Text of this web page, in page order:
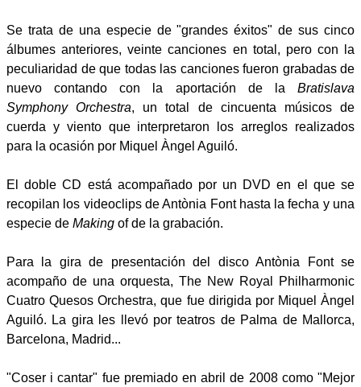
Se trata de una especie de "grandes éxitos" de sus cinco
álbumes anteriores, veinte canciones en total, pero con la
peculiaridad de que todas las canciones fueron grabadas de
nuevo contando con la aportación de la Bratislava
Symphony Orchestra, un total de cincuenta músicos de
cuerda y viento que interpretaron los arreglos realizados
para la ocasión por Miquel Àngel Aguiló.
El doble CD está acompañado por un DVD en el que se
recopilan los videoclips de Antònia Font hasta la fecha y una
especie de Making of de la grabación.
Para la gira de presentación del disco Antònia Font se
acompaño de una orquesta, The New Royal Philharmonic
Cuatro Quesos Orchestra, que fue dirigida por Miquel Àngel
Aguiló. La gira les llevó por teatros de Palma de Mallorca,
Barcelona, Madrid...
"Coser i cantar" fue premiado en abril de 2008 como "Mejor